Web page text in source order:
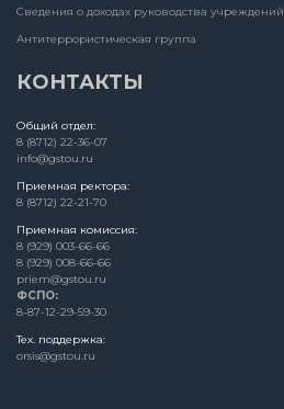
Сведения о доходах руководства учреждений
Антитеррористическая группа
КОНТАКТЫ
Общий отдел:
8 (8712) 22-36-07
info@gstou.ru
Приемная ректора:
8 (8712) 22-21-70
Приемная комиссия:
8 (929) 003-66-66
8 (929) 008-66-66
priem@gstou.ru
ФСПО:
8-87-12-29-59-30
Тех. поддержка:
orsis@gstou.ru